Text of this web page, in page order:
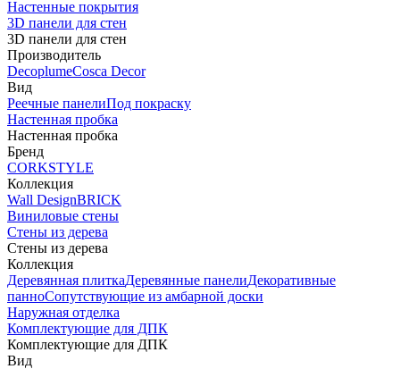
Настенные покрытия
3D панели для стен
3D панели для стен
Производитель
DecoplumeCosca Decor
Вид
Реечные панелиПод покраску
Настенная пробка
Настенная пробка
Бренд
CORKSTYLE
Коллекция
Wall DesignBRICK
Виниловые стены
Стены из дерева
Стены из дерева
Коллекция
Деревянная плиткаДеревянные панелиДекоративные
панноСопутствующие из амбарной доски
Наружная отделка
Комплектующие для ДПК
Комплектующие для ДПК
Вид